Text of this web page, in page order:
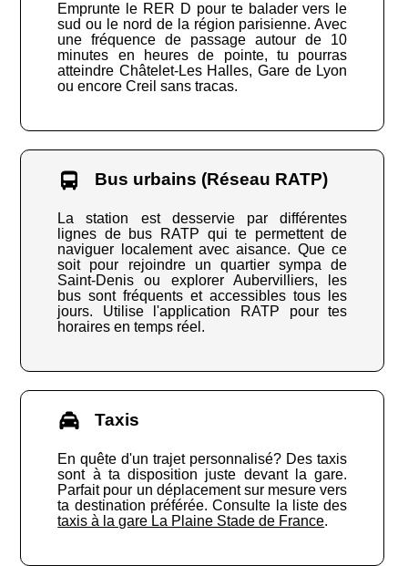
Emprunte le RER D pour te balader vers le
sud ou le nord de la région parisienne. Avec
une fréquence de passage autour de 10
minutes en heures de pointe, tu pourras
atteindre Châtelet-Les Halles, Gare de Lyon
ou encore Creil sans tracas.
Bus urbains (Réseau RATP)
La station est desservie par différentes
lignes de bus RATP qui te permettent de
naviguer localement avec aisance. Que ce
soit pour rejoindre un quartier sympa de
Saint-Denis ou explorer Aubervilliers, les
bus sont fréquents et accessibles tous les
jours. Utilise l'application RATP pour tes
horaires en temps réel.
Taxis
En quête d'un trajet personnalisé? Des taxis
sont à ta disposition juste devant la gare.
Parfait pour un déplacement sur mesure vers
ta destination préférée. Consulte la liste des
taxis à la gare La Plaine Stade de France.